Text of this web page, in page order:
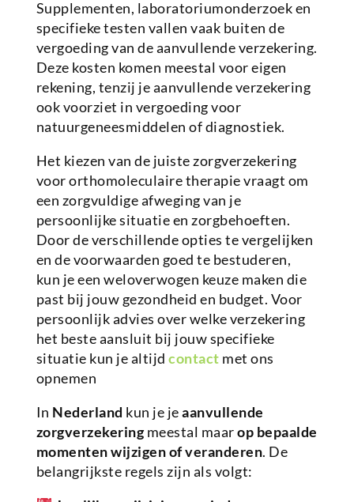
Supplementen, laboratoriumonderzoek en
specifieke testen vallen vaak buiten de
vergoeding van de aanvullende verzekering.
Deze kosten komen meestal voor eigen
rekening, tenzij je aanvullende verzekering
ook voorziet in vergoeding voor
natuurgeneesmiddelen of diagnostiek.
Het kiezen van de juiste zorgverzekering
voor orthomoleculaire therapie vraagt om
een zorgvuldige afweging van je
persoonlijke situatie en zorgbehoeften.
Door de verschillende opties te vergelijken
en de voorwaarden goed te bestuderen,
kun je een weloverwogen keuze maken die
past bij jouw gezondheid en budget. Voor
persoonlijk advies over welke verzekering
het beste aansluit bij jouw specifieke
situatie kun je altijdcontact met ons
opnemen
In Nederland kun je jeaanvullende
zorgverzekeringmeestal maarop bepaalde
momenten wijzigen of veranderen. De
belangrijkste regels zijn als volgt: